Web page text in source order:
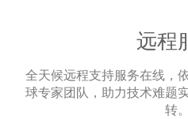
远程
全天候远程支持服务在线，
球专家团队，助力技术难题
转。